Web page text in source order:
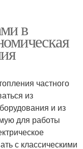
в
частного
из
и из
для работы
с классическими